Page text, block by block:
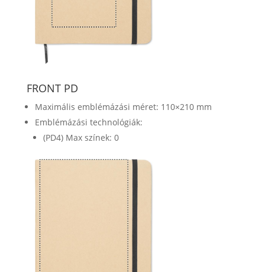
FRONT PD
Maximális emblémázási méret: 110×210 mm
Emblémázási technológiák:
(PD4) Max színek: 0